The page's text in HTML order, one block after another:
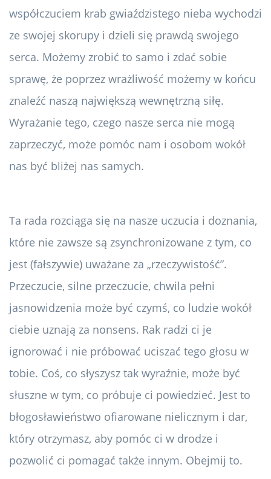
współczuciem krab gwiaździstego nieba wychodzi
ze swojej skorupy i dzieli się prawdą swojego
serca. Możemy zrobić to samo i zdać sobie
sprawę, że poprzez wrażliwość możemy w końcu
znaleźć naszą największą wewnętrzną siłę.
Wyrażanie tego, czego nasze serca nie mogą
zaprzeczyć, może pomóc nam i osobom wokół
nas być bliżej nas samych.
Ta rada rozciąga się na nasze uczucia i doznania,
które nie zawsze są zsynchronizowane z tym, co
jest (fałszywie) uważane za „rzeczywistość”.
Przeczucie, silne przeczucie, chwila pełni
jasnowidzenia może być czymś, co ludzie wokół
ciebie uznają za nonsens. Rak radzi ci je
ignorować i nie próbować uciszać tego głosu w
tobie. Coś, co słyszysz tak wyraźnie, może być
słuszne w tym, co próbuje ci powiedzieć. Jest to
błogosławieństwo ofiarowane nielicznym i dar,
który otrzymasz, aby pomóc ci w drodze i
pozwolić ci pomagać także innym. Obejmij to.